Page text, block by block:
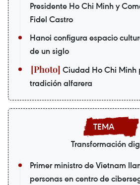
Presidente Ho Chi Minh y
Fidel Castro
Hanoi configura espacio
de un siglo
Ciudad Ho Chi Minh
tradición alfarera
Transformación
Primer ministro de Vietnam
personas en centro de